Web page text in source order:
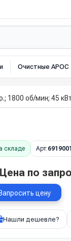
Очистные АРОС
1800 об/мин; 45
складе Арт:
по
цену
Нашли дешевле?